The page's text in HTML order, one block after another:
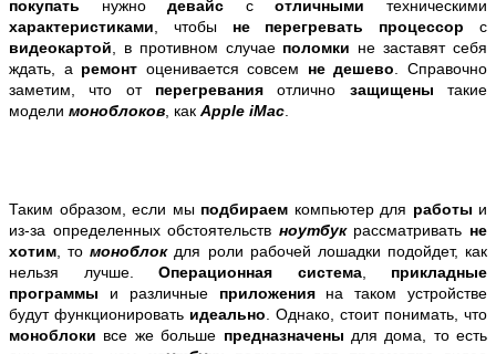
покупать нужнодевайс сотличнымитехническими
характеристиками , чтобы не перегревать процессор с
видеокартой , в противном случае поломки не заставят себя
ждать, а ремонт оценивается совсем не дешево . Справочно
заметим, что от перегреванияотлично защищенытакие
модели моноблоков , как Apple iMac
Таким образом, если мы подбираем компьютер для работы и
из-за определенных обстоятельств ноутбук рассматривать не
хотим , томоноблок для роли рабочей лошадки подойдет, как
нельзя лучше. Операционная система, прикладные
программы и различные приложения на таком устройстве
будут функционировать идеально . Однако, стоит понимать, что
моноблоки все же больше предназначены для дома, то есть